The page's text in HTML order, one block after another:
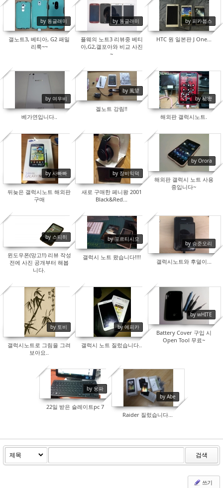
by 동글래미
19494
갤노트3, 베티아, G2 패밀
리룩~~
by 동글래미
21122
플웨의 노트3 리뷰중 베티
아,G2,갤포아와 비교 사진
~
by 피카붑스
17596
HTC 원 일본판 J One...
by 여우비
베가연입니다..
by 風望
15406
겔노트 강림!!
by 秘密
16837
해외판 갤럭시노트.
by 사빠빠
15835
뒤늦은 갤럭시노트 해외판
구매
by 장비익덕
15654
새로 구매한 페니왕 2001
Black&Red...
by Orora
15542
해외판 갤럭시 노트 사용
중입니다~
by 스티히
윈도우폰(망고!!) 리뷰 작성
전에 사진 공개부터 해봅
니다.
by 포르티시모
15962
갤럭시 노트 왔습니다!!!!
by 승준오리
16600
갤럭시노트와 후덜이...
by 토비
13897
갤럭시노트로 그림을 그려
보아요..
by 에피카
13726
갤럭시 노트 질렀습니다..
by wHITE
12955
Battery Cover 구입 시
Open Tool 무료~
by 웅파
14538
22일 받은 슬레이트pc 7
by Abe
15128
Raider 질렀습니다...
검색
쓰기